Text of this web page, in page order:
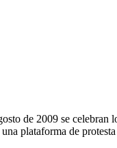
de 2009 se celebran
plataforma de